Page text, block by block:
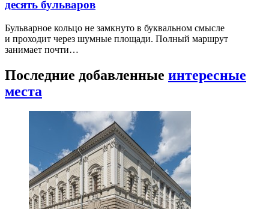
десять бульваров
Бульварное кольцо не замкнуто в буквальном смысле
и проходит через шумные площади. Полный маршрут
занимает почти…
Последние добавленные интересные
места